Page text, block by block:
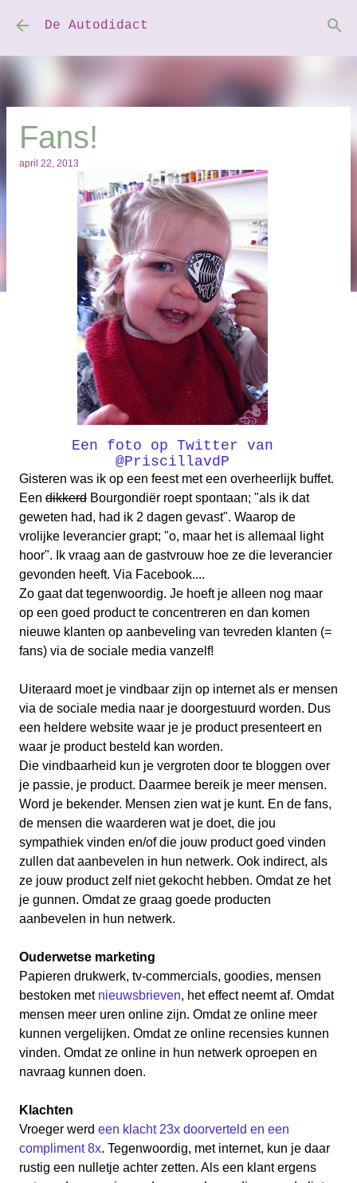
Doorgaan naar hoofdcontent
De Autodidact
Fans!
april 22, 2013
Een foto op Twitter van
@PriscillavdP
Gisteren was ik op een feest met een overheerlijk buffet.
Een dikkerd Bourgondiër roept spontaan; "als ik dat
geweten had, had ik 2 dagen gevast". Waarop de
vrolijke leverancier grapt; "o, maar het is allemaal light
hoor". Ik vraag aan de gastvrouw hoe ze die leverancier
gevonden heeft. Via Facebook....
Zo gaat dat tegenwoordig. Je hoeft je alleen nog maar
op een goed product te concentreren en dan komen
nieuwe klanten op aanbeveling van tevreden klanten (=
fans) via de sociale media vanzelf!
Uiteraard moet je vindbaar zijn op internet als er mensen
via de sociale media naar je doorgestuurd worden. Dus
een heldere website waar je je product presenteert en
waar je product besteld kan worden.
Die vindbaarheid kun je vergroten door te bloggen over
je passie, je product. Daarmee bereik je meer mensen.
Word je bekender. Mensen zien wat je kunt. En de fans,
de mensen die waarderen wat je doet, die jou
sympathiek vinden en/of die jouw product goed vinden
zullen dat aanbevelen in hun netwerk. Ook indirect, als
ze jouw product zelf niet gekocht hebben. Omdat ze het
je gunnen. Omdat ze graag goede producten
aanbevelen in hun netwerk.
Ouderwetse marketing
Papieren drukwerk, tv-commercials, goodies, mensen
bestoken met nieuwsbrieven, het effect neemt af. Omdat
mensen meer uren online zijn. Omdat ze online meer
kunnen vergelijken. Omdat ze online recensies kunnen
vinden. Omdat ze online in hun netwerk oproepen en
navraag kunnen doen.
Klachten
Vroeger werd een klacht 23x doorverteld en een
compliment 8x. Tegenwoordig, met internet, kun je daar
rustig een nulletje achter zetten. Als een klant ergens